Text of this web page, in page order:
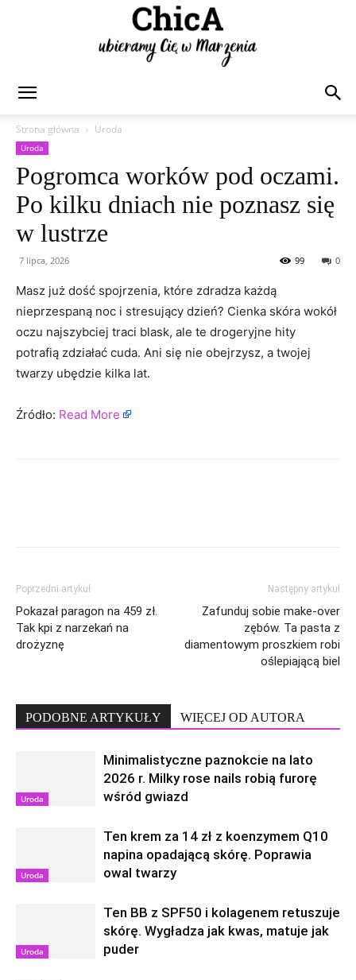
Strona główna
Uroda
Uroda
Pogromca worków pod oczami.
Po kilku dniach nie poznasz się
w lustrze
7 lipca, 2026 0
99
Masz już dość spojrzenia, które zdradza każdą
nieprzespaną noc i stresujący dzień? Cienka skóra wokół
oczu najszybciej traci blask, ale te drogeryjne hity
potrafią zdziałać cuda. Ani się nie obejrzysz, a twojej
twarzy ubędzie kilka lat.
Źródło: Read More
Poprzedni artykuł
Pokazał paragon na 459 zł.
Tak kpi z narzekań na
drożyznę
Następny artykuł
Zafunduj sobie make-over
zębów. Ta pasta z
diamentowym proszkiem robi
oślepiającą biel
PODOBNE ARTYKUŁY WIĘCEJ OD AUTORA
Uroda
Minimalistyczne paznokcie na lato
2026 r. Milky rose nails robią furorę
wśród gwiazd
Uroda
Ten krem za 14 zł z koenzymem Q10
napina opadającą skórę. Poprawia
owal twarzy
Uroda
Ten BB z SPF50 i kolagenem retuszuje
skórę. Wygładza jak kwas, matuje jak
puder